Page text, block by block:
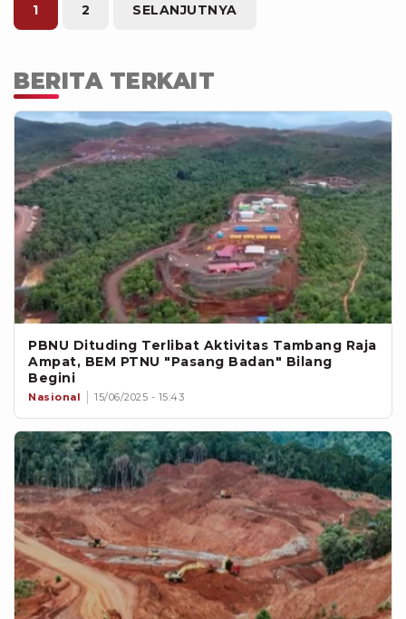
ekonomi tak boleh mengorbankan
warisan alam Indonesia. (nsp)
1 2 SELANJUTNYA
BERITA TERKAIT
PBNU Dituding Terlibat Aktivitas Tambang Raja
Ampat, BEM PTNU "Pasang Badan" Bilang
Begini
Nasional 15/06/2025 - 15:43